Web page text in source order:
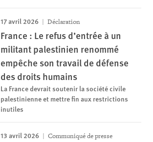
17 avril 2026 Déclaration
France : Le refus d’entrée à un
militant palestinien renommé
empêche son travail de défense
des droits humains
La France devrait soutenir la société civile
palestinienne et mettre fin aux restrictions
inutiles
13 avril 2026 Communiqué de presse